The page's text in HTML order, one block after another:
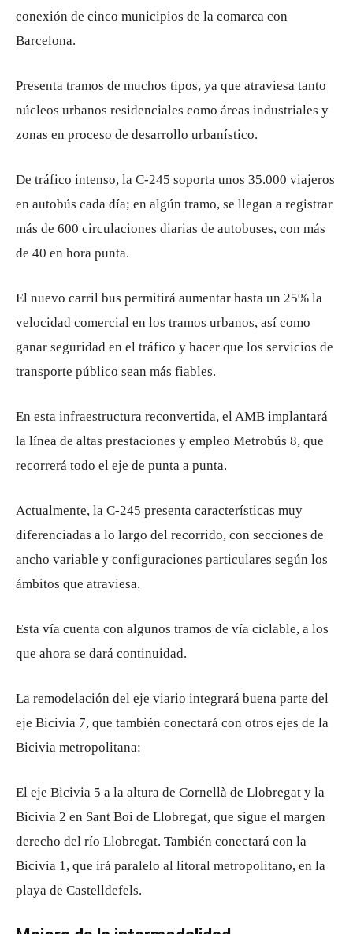
conexión de cinco municipios de la comarca con
Barcelona.
Presenta tramos de muchos tipos, ya que atraviesa tanto
núcleos urbanos residenciales como áreas industriales y
zonas en proceso de desarrollo urbanístico.
De tráfico intenso, la C-245 soporta unos 35.000 viajeros
en autobús cada día; en algún tramo, se llegan a registrar
más de 600 circulaciones diarias de autobuses, con más
de 40 en hora punta.
El nuevo carril bus permitirá aumentar hasta un 25% la
velocidad comercial en los tramos urbanos, así como
ganar seguridad en el tráfico y hacer que los servicios de
transporte público sean más fiables.
En esta infraestructura reconvertida, el AMB implantará
la línea de altas prestaciones y empleo Metrobús 8, que
recorrerá todo el eje de punta a punta.
Actualmente, la C-245 presenta características muy
diferenciadas a lo largo del recorrido, con secciones de
ancho variable y configuraciones particulares según los
ámbitos que atraviesa.
Esta vía cuenta con algunos tramos de vía ciclable, a los
que ahora se dará continuidad.
La remodelación del eje viario integrará buena parte del
eje Bicivia 7, que también conectará con otros ejes de la
Bicivia metropolitana:
El eje Bicivia 5 a la altura de Cornellà de Llobregat y la
Bicivia 2 en Sant Boi de Llobregat, que sigue el margen
derecho del río Llobregat. También conectará con la
Bicivia 1, que irá paralelo al litoral metropolitano, en la
playa de Castelldefels.